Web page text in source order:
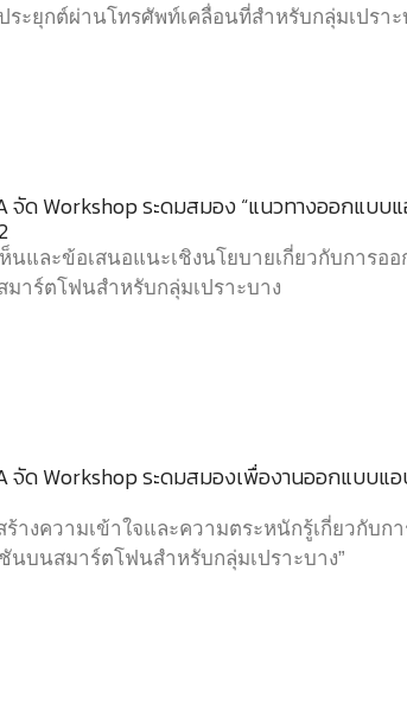
ะยุกต์ผ่านโทรศัพท์เคลื่อนที่สำหรับกลุ่มเปราะ
จัด Workshop ระดมสมอง “แนวทางออกแบบ
นและข้อเสนอแนะเชิงนโยบายเกี่ยวกับการอ
าร์ตโฟนสำหรับกลุ่มเปราะบาง
จัด Workshop ระดมสมองเพื่องานออกแบบแ
ร้างความเข้าใจและความตระหนักรู้เกี่ยวกับก
บนสมาร์ตโฟนสำหรับกลุ่มเปราะบาง”